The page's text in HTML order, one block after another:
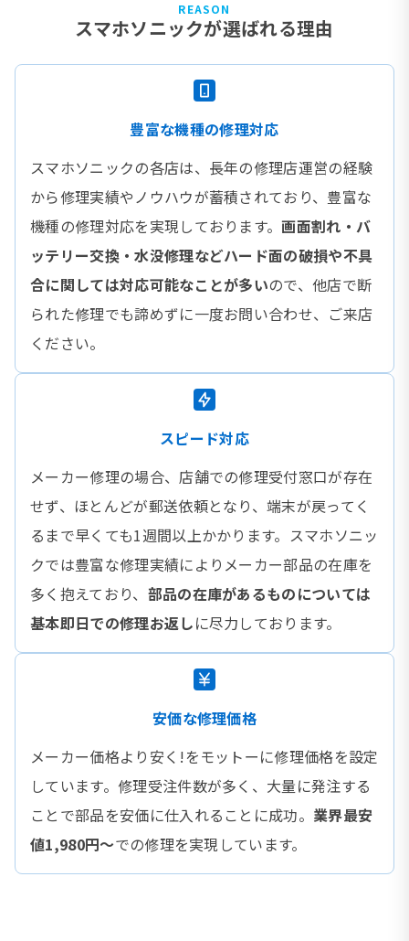
REASON
スマホソニックが選ばれる理由
豊富な機種の修理対応
スマホソニックの各店は、長年の修理店運営の経験
から修理実績やノウハウが蓄積されており、豊富な
機種の修理対応を実現しております。画面割れ・バ
ッテリー交換・水没修理などハード面の破損や不具
合に関しては対応可能なことが多いので、他店で断
られた修理でも諦めずに一度お問い合わせ、ご来店
ください。
スピード対応
メーカー修理の場合、店舗での修理受付窓口が存在
せず、ほとんどが郵送依頼となり、端末が戻ってく
るまで早くても1週間以上かかります。スマホソニッ
クでは豊富な修理実績によりメーカー部品の在庫を
多く抱えており、 部品の在庫があるものについては
基本即日での修理お返しに尽力しております。
安価な修理価格
メーカー価格より安く!をモットーに修理価格を設定
しています。修理受注件数が多く、大量に発注する
ことで部品を安価に仕入れることに成功。 業界最安
値1,980円〜での修理を実現しています。